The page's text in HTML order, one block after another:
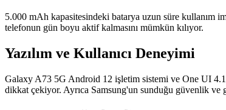
5.000 mAh kapasitesindeki batarya uzun süre kullanım
telefonun gün boyu aktif kalmasını mümkün kılıyor.
Yazılım ve Kullanıcı Deneyimi
Galaxy A73 5G Android 12 işletim sistemi ve One UI
dikkat çekiyor. Ayrıca Samsung'un sunduğu güvenlik